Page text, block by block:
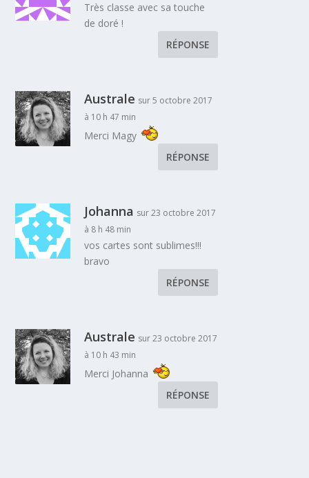
Très classe avec sa touche
de doré !
RÉPONSE
Australe sur 5 octobre 2017
à 10 h 47 min
Merci Magy
RÉPONSE
Johanna sur 23 octobre 2017
à 8 h 48 min
vos cartes sont sublimes!!!
bravo
RÉPONSE
Australe sur 23 octobre 2017
à 10 h 43 min
Merci Johanna
RÉPONSE